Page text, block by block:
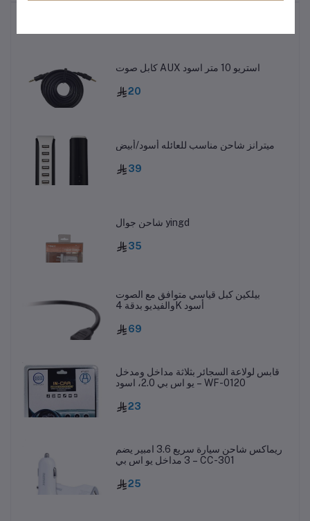
كابل صوت AUX استريو 10 متر اسود
20
ميترانز شاحن مناسب للعائله أسود/أبيض
39
شاحن جوال yingd
35
بيلكين كبل قياسي متوافق مع الصوت
والفيديو بدقة 4K أسود
69
قابس لولاعة السجائر بثلاثة مداخل ومدخل
يو اس بي 2.0، اسود – WF-0120
23
ريماكس شاحن سيارة سريع 3.6 امبير يضم
3 مداخل يو اس بي – CC-301
25